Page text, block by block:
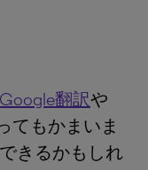
Google翻訳や
てもかまいま
きるかもしれ